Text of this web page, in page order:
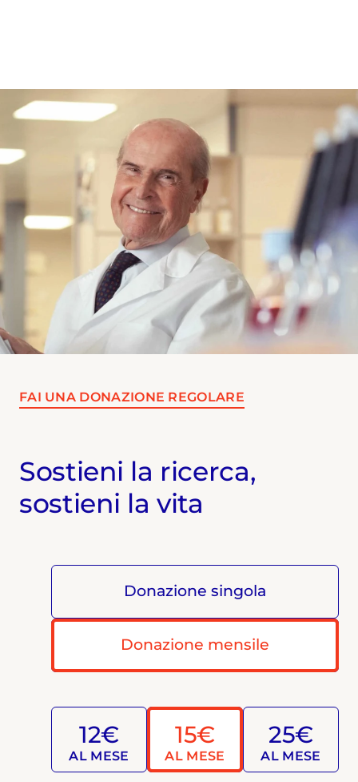
FAI UNA DONAZIONE REGOLARE
Sostieni la ricerca,
sostieni la vita
Donazione singola
Donazione mensile
12€
AL MESE
15€
AL MESE
25€
AL MESE